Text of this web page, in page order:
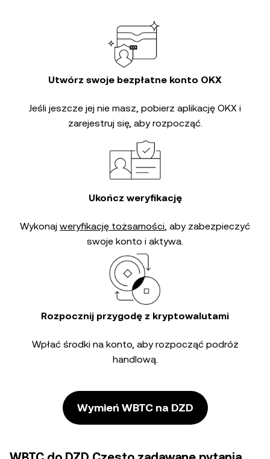
Utwórz swoje bezpłatne konto OKX
Jeśli jeszcze jej nie masz, pobierz aplikację OKX i
zarejestruj się, aby rozpocząć.
Ukończ weryfikację
Wykonaj weryfikację tożsamości, aby zabezpieczyć
swoje konto i aktywa.
Rozpocznij przygodę z kryptowalutami
Wpłać środki na konto, aby rozpocząć podróż
handlową.
Wymień WBTC na DZD